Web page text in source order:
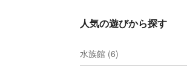
人気の遊びから探す
水族館 (6)